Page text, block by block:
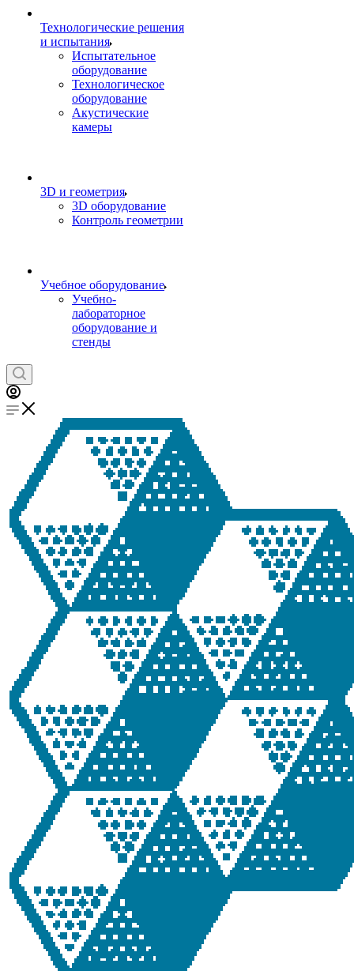
Технологические решения
и испытания
Испытательное
оборудование
Технологическое
оборудование
Акустические
камеры
3D и геометрия
3D оборудование
Контроль геометрии
Учебное оборудование
Учебно-
лабораторное
оборудование и
стенды